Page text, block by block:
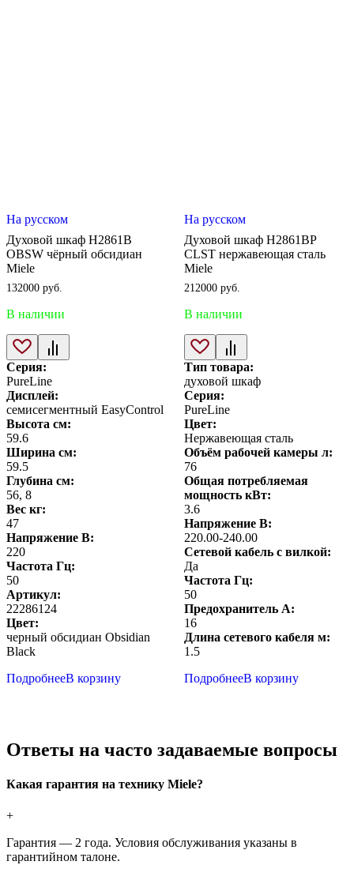
На русском
Духовой шкаф H2861B
OBSW чёрный обсидиан
Miele
132000 руб.
В наличии
Серия:
PureLine
Дисплей:
семисегментный EasyControl
Высота см:
59.6
Ширина см:
59.5
Глубина см:
56, 8
Вес кг:
47
Напряжение В:
220
Частота Гц:
50
Артикул:
22286124
Цвет:
черный обсидиан Obsidian
Black
ПодробнееВ корзину
На русском
Духовой шкаф H2861BP
CLST нержавеющая сталь
Miele
212000 руб.
В наличии
Тип товара:
духовой шкаф
Серия:
PureLine
Цвет:
Нержавеющая сталь
Объём рабочей камеры л:
76
Общая потребляемая
мощность кВт:
3.6
Напряжение В:
220.00-240.00
Сетевой кабель с вилкой:
Да
Частота Гц:
50
Предохранитель А:
16
Длина сетевого кабеля м:
1.5
ПодробнееВ корзину
Ответы на часто задаваемые вопросы
Какая гарантия на технику Miele?
+
Гарантия — 2 года. Условия обслуживания указаны в
гарантийном талоне.